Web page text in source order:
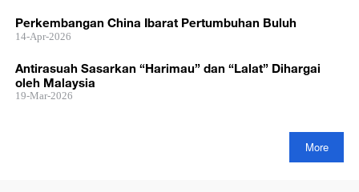
Perkembangan China Ibarat Pertumbuhan Buluh
14-Apr-2026
Antirasuah Sasarkan “Harimau” dan “Lalat” Dihargai
oleh Malaysia
19-Mar-2026
More